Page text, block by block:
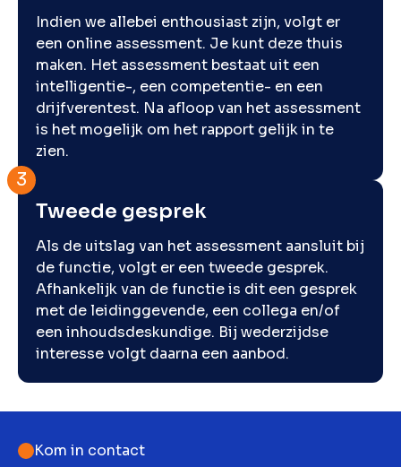
Indien we allebei enthousiast zijn, volgt er
een online assessment. Je kunt deze thuis
maken. Het assessment bestaat uit een
intelligentie-, een competentie- en een
drijfverentest. Na afloop van het assessment
is het mogelijk om het rapport gelijk in te
zien.
Tweede gesprek
Als de uitslag van het assessment aansluit bij
de functie, volgt er een tweede gesprek.
Afhankelijk van de functie is dit een gesprek
met de leidinggevende, een collega en/of
een inhoudsdeskundige. Bij wederzijdse
interesse volgt daarna een aanbod.
Kom in contact